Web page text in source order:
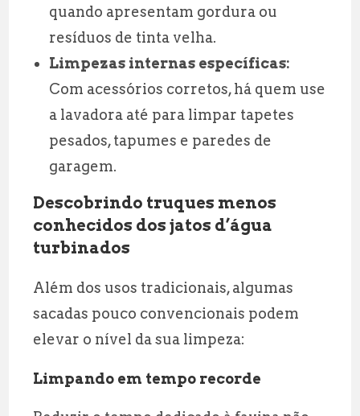
quando apresentam gordura ou
resíduos de tinta velha.
Limpezas internas específicas:
Com acessórios corretos, há quem use
a lavadora até para limpar tapetes
pesados, tapumes e paredes de
garagem.
Descobrindo truques menos
conhecidos dos jatos d’água
turbinados
Além dos usos tradicionais, algumas
sacadas pouco convencionais podem
elevar o nível da sua limpeza:
Limpando em tempo recorde